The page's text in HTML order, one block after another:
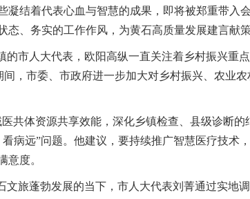
结着代表心血与智慧的成果，即将被郑重带入
、务实的工作作风，为黄石高质量发展建言献策
市人大代表，欧阳高纵一直关注着乡村振兴重
，市委、市政府进一步加大对乡村振兴、农业
共体资源共享效能，深化乡镇检查、县级诊断的
病远”问题。他建议，要持续推广智慧医疗技术
意度。
旅蓬勃发展的当下，市人大代表刘菁通过实地